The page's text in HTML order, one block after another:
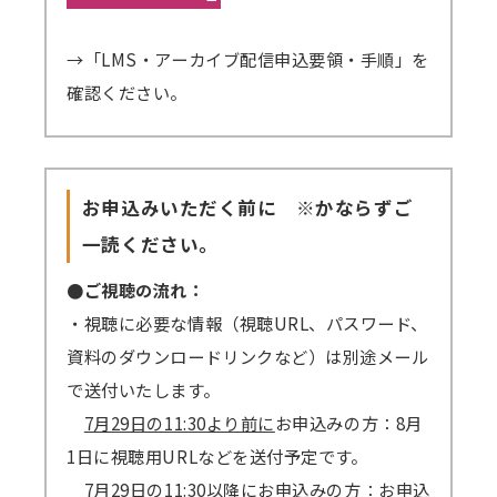
→「LMS・アーカイブ配信申込要領・手順」を
確認ください。
お申込みいただく前に ※かならずご
一読ください。
●ご視聴の流れ：
・視聴に必要な情報（視聴URL、パスワード、
資料のダウンロードリンクなど）は別途メール
で送付いたします。
7月29日の11:30より前にお申込みの方：8月
1日に視聴用URLなどを送付予定です。
7月29日の11:30以降にお申込みの方：お申込